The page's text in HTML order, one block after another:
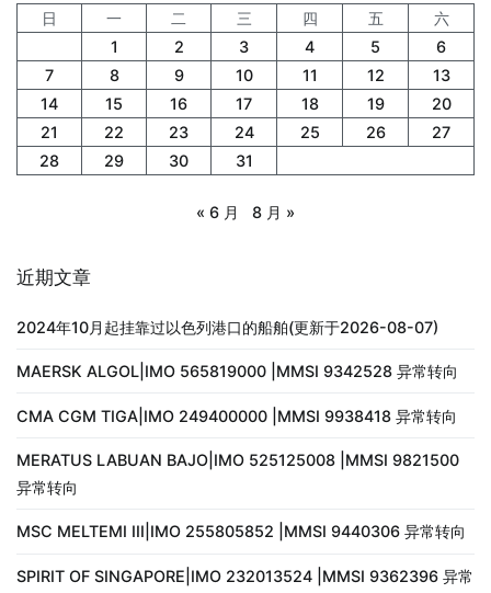
日
一 二 三 四 五
六
1
2 3 4 5
6
7
8 9 10 11 12
13
14
15 16 17 18 19
20
21
22 23 24 25 26
27
28
29 30 31
« 6 月 8 月 »
近期文章
2024年10月起挂靠过以色列港口的船舶(更新于2026-08-07)
MAERSK ALGOL|IMO 565819000 |MMSI 9342528 异常转向
CMA CGM TIGA|IMO 249400000 |MMSI 9938418 异常转向
MERATUS LABUAN BAJO|IMO 525125008 |MMSI 9821500
异常转向
MSC MELTEMI III|IMO 255805852 |MMSI 9440306 异常转向
SPIRIT OF SINGAPORE|IMO 232013524 |MMSI 9362396 异常